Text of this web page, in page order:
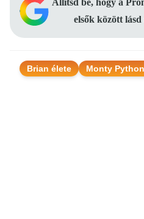
Állítsd be, hogy a
elsők között lásd
Brian élete Monty Python